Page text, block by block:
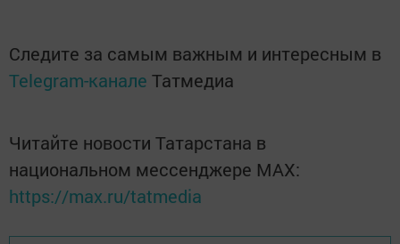
Следите за самым важным и интересным в
Telegram-канале Татмедиа
Читайте новости Татарстана в
национальном мессенджере MАХ:
https://max.ru/tatmedia